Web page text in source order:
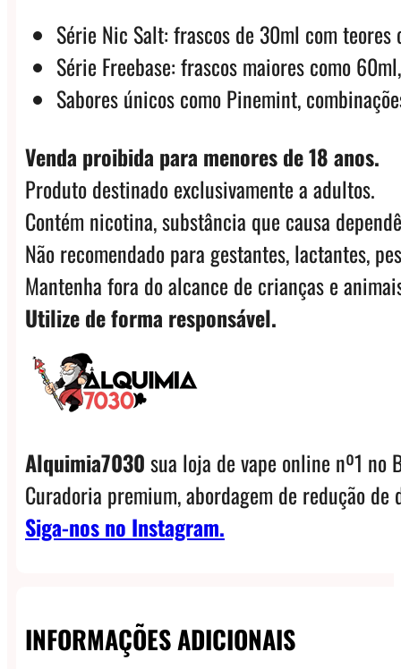
Série Nic Salt: frascos de 30ml com
Série Freebase: frascos maiores como
Sabores únicos como Pinemint,
Venda proibida para menores de 18 anos.
Produto destinado exclusivamente a adultos.
Contém nicotina, substância que causa
Não recomendado para gestantes, lactantes,
Mantenha fora do alcance de crianças e
Utilize de forma responsável.
Alquimia7030sua loja de vape online nº1 no
Curadoria premium, abordagem de redução
Siga-nos no Instagram.
INFORMAÇÕES ADICIONAIS